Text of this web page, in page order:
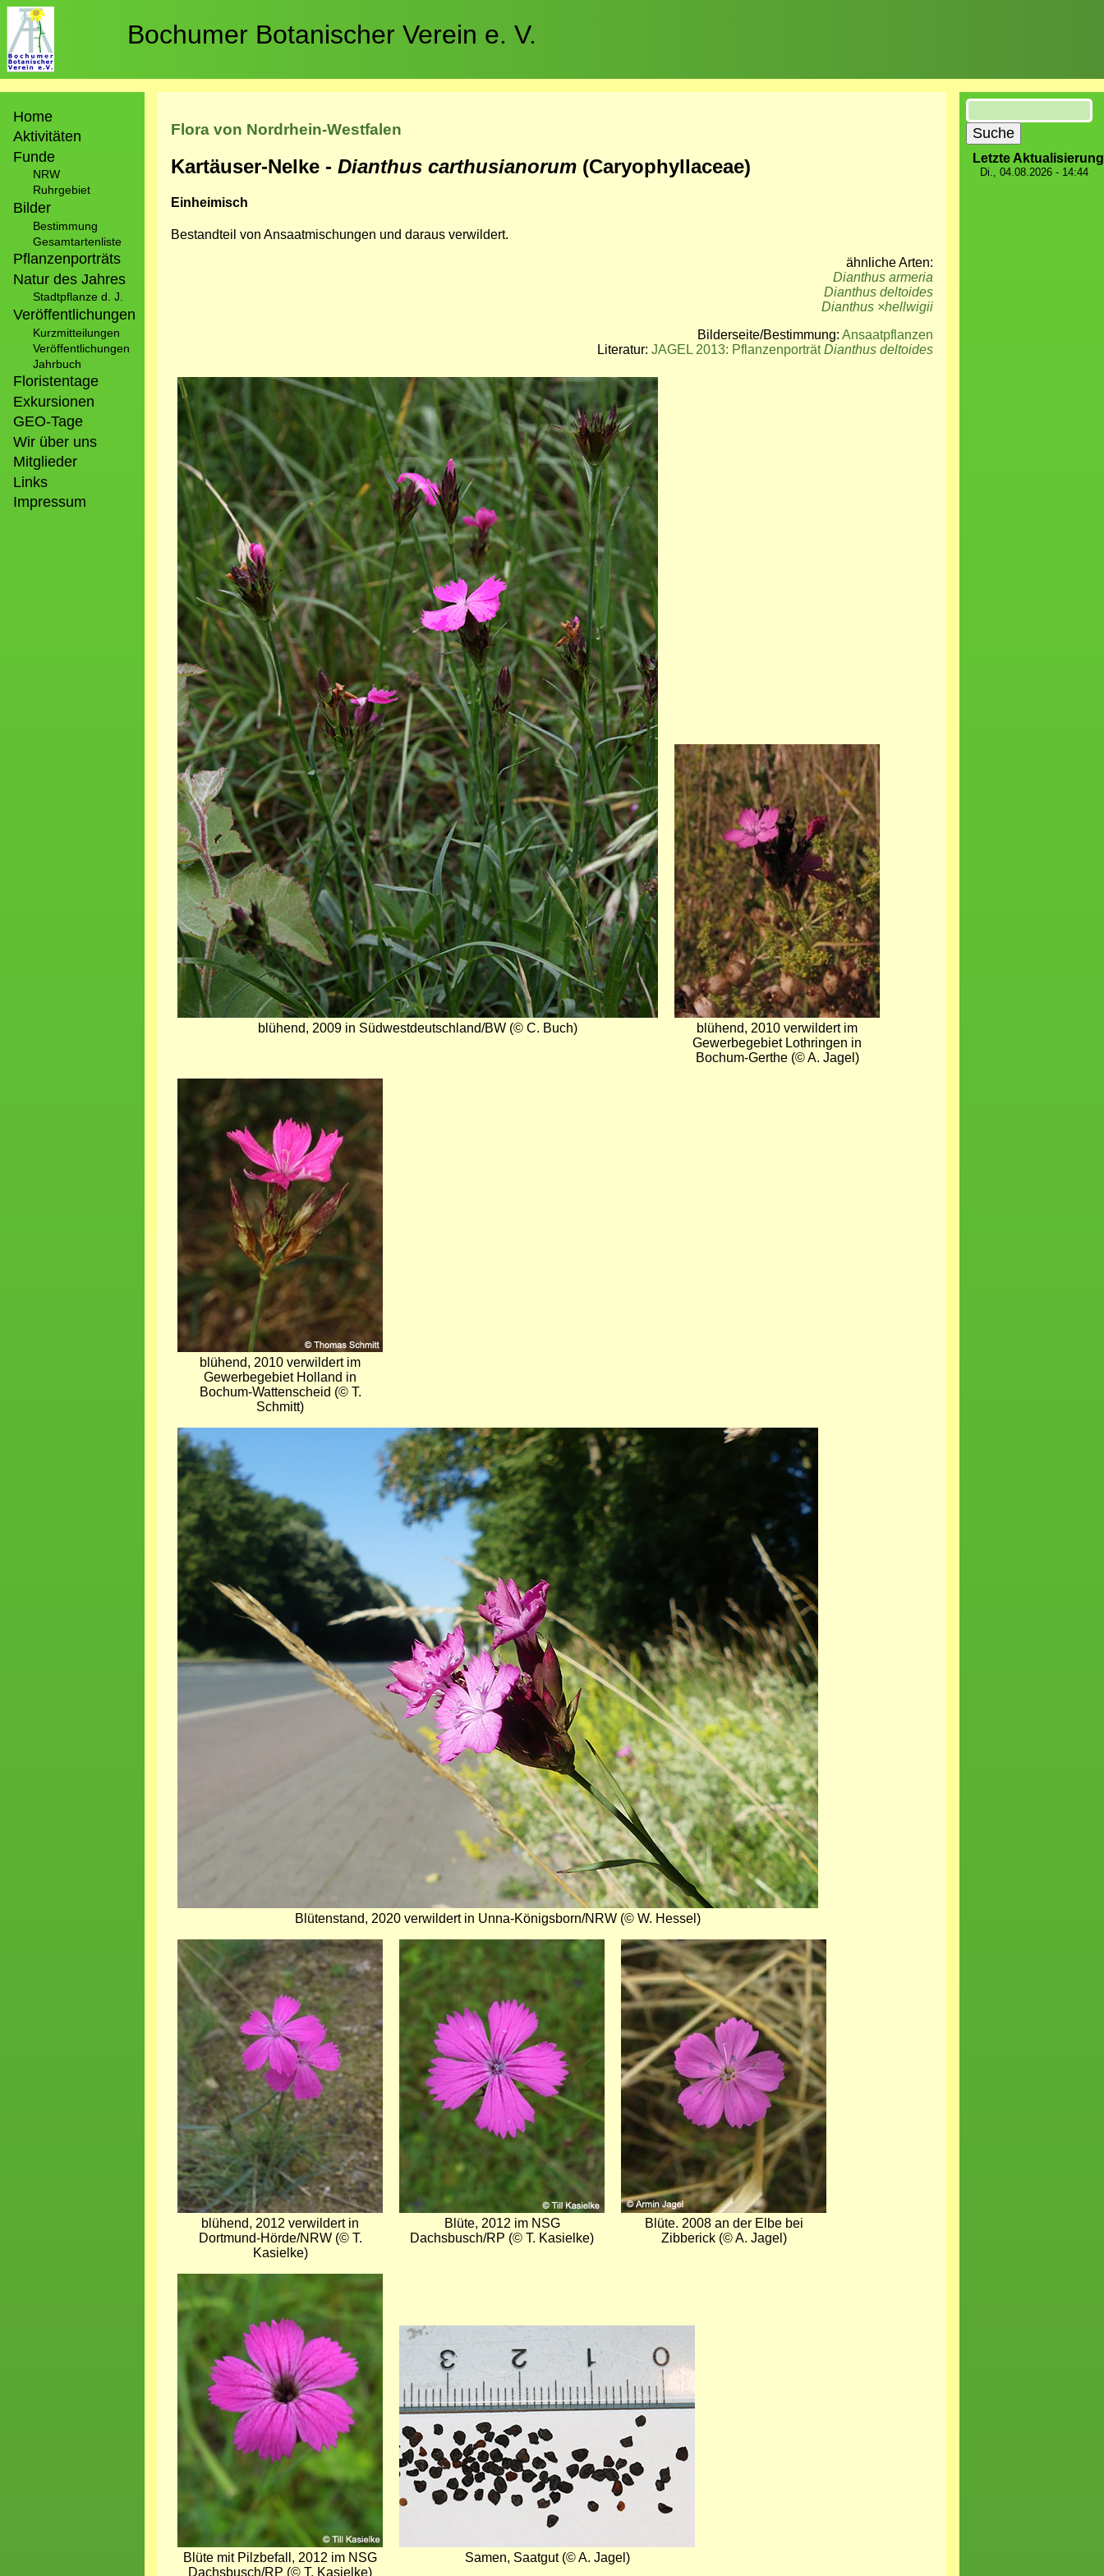
Direkt
zum
Inhalt
Bochumer Botanischer Verein e. V.
Home
Aktivitäten
Funde
NRW
Ruhrgebiet
Bilder
Bestimmung
Gesamtartenliste
Pflanzenporträts
Natur des Jahres
Stadtpflanze d. J.
Veröffentlichungen
Kurzmitteilungen
Veröffentlichungen
Jahrbuch
Floristentage
Exkursionen
GEO-Tage
Wir über uns
Mitglieder
Links
Impressum
Flora von Nordrhein-Westfalen
Kartäuser-Nelke - Dianthus carthusianorum (Caryophyllaceae)
Einheimisch
Bestandteil von Ansaatmischungen und daraus verwildert.
ähnliche Arten:
Dianthus armeria
Dianthus deltoides
Dianthus ×hellwigii
Bilderseite/Bestimmung: Ansaatpflanzen
Literatur: JAGEL 2013: PflanzenporträtDianthus deltoides
Bild
blühend, 2009 in Südwestdeutschland/BW (© C. Buch)
Bild
blühend, 2010 verwildert im
Gewerbegebiet Lothringen in
Bochum-Gerthe (© A. Jagel)
blühend, 2010 verwildert im
Gewerbegebiet Holland in
Bochum-Wattenscheid (© T.
Schmitt)
Bild
Blütenstand, 2020 verwildert in Unna-Königsborn/NRW (© W. Hessel)
Bild
blühend, 2012 verwildert in
Dortmund-Hörde/NRW (© T.
Kasielke)
Bild
Blüte, 2012 im NSG
Dachsbusch/RP (© T. Kasielke)
Bild
Blüte. 2008 an der Elbe bei
Zibberick (© A. Jagel)
Blüte mit Pilzbefall, 2012 im NSG
Dachsbusch/RP (© T. Kasielke)
Bild
Samen, Saatgut (© A. Jagel)
Suche
Letzte Aktualisierung
Di., 04.08.2026 - 14:44